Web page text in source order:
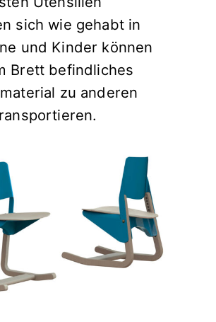
sich wie gehabt in
und Kinder können
Brett befindliches
zu anderen